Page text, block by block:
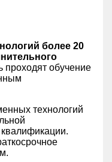
более 20
проходят обучение
технологий